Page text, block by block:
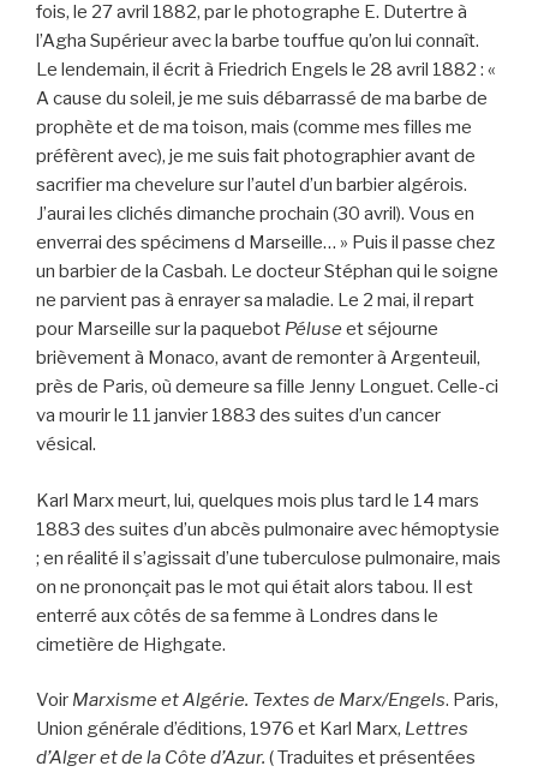
fois, le 27 avril 1882, par le photographe E. Dutertre à
l’Agha Supérieur avec la barbe touffue qu’on lui connaît.
Le lendemain, il écrit à Friedrich Engels le 28 avril 1882 : «
A cause du soleil, je me suis débarrassé de ma barbe de
prophète et de ma toison, mais (comme mes filles me
préfèrent avec), je me suis fait photographier avant de
sacrifier ma chevelure sur l’autel d’un barbier algérois.
J’aurai les clichés dimanche prochain (30 avril). Vous en
enverrai des spécimens d Marseille… » Puis il passe chez
un barbier de la Casbah. Le docteur Stéphan qui le soigne
ne parvient pas à enrayer sa maladie. Le 2 mai, il repart
pour Marseille sur la paquebot Péluse et séjourne
brièvement à Monaco, avant de remonter à Argenteuil,
près de Paris, où demeure sa fille Jenny Longuet. Celle-ci
va mourir le 11 janvier 1883 des suites d’un cancer
vésical.
Karl Marx meurt, lui, quelques mois plus tard le 14 mars
1883 des suites d’un abcès pulmonaire avec hémoptysie
; en réalité il s’agissait d’une tuberculose pulmonaire, mais
on ne prononçait pas le mot qui était alors tabou. Il est
enterré aux côtés de sa femme à Londres dans le
cimetière de Highgate.
Voir Marxisme et Algérie. Textes de Marx/Engels. Paris,
Union générale d’éditions, 1976 et Karl Marx, Lettres
d’Alger et de la Côte d’Azur. ( Traduites et présentées